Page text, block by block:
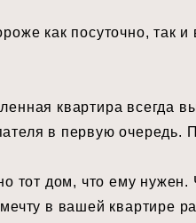
как посуточно, так
квартира всегда
в первую очередь.
тот дом, что ему
в вашей квартире